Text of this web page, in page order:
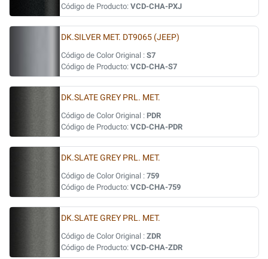
Código de Producto: VCD-CHA-PXJ
DK.SILVER MET. DT9065 (JEEP)
Código de Color Original : S7
Código de Producto: VCD-CHA-S7
DK.SLATE GREY PRL. MET.
Código de Color Original : PDR
Código de Producto: VCD-CHA-PDR
DK.SLATE GREY PRL. MET.
Código de Color Original : 759
Código de Producto: VCD-CHA-759
DK.SLATE GREY PRL. MET.
Código de Color Original : ZDR
Código de Producto: VCD-CHA-ZDR